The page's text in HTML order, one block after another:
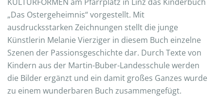
KULTURFORMEN am Pfarrplatz in Linz das Kinderbuch
„Das Ostergeheimnis“ vorgestellt. Mit
ausdrucksstarken Zeichnungen stellt die junge
Künstlerin Melanie Vierziger in diesem Buch einzelne
Szenen der Passionsgeschichte dar. Durch Texte von
Kindern aus der Martin-Buber-Landesschule werden
die Bilder ergänzt und ein damit großes Ganzes wurde
zu einem wunderbaren Buch zusammengefügt.